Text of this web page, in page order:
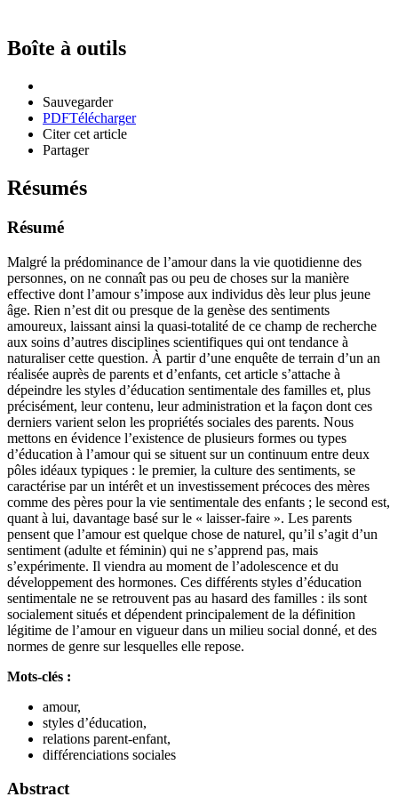
Boîte à outils
Sauvegarder
PDFTélécharger
Citer cet article
Partager
Résumés
Résumé
Malgré la prédominance de l’amour dans la vie quotidienne des
personnes, on ne connaît pas ou peu de choses sur la manière
effective dont l’amour s’impose aux individus dès leur plus jeune
âge. Rien n’est dit ou presque de la genèse des sentiments
amoureux, laissant ainsi la quasi-totalité de ce champ de recherche
aux soins d’autres disciplines scientifiques qui ont tendance à
naturaliser cette question. À partir d’une enquête de terrain d’un an
réalisée auprès de parents et d’enfants, cet article s’attache à
dépeindre les styles d’éducation sentimentale des familles et, plus
précisément, leur contenu, leur administration et la façon dont ces
derniers varient selon les propriétés sociales des parents. Nous
mettons en évidence l’existence de plusieurs formes ou types
d’éducation à l’amour qui se situent sur un continuum entre deux
pôles idéaux typiques : le premier, la culture des sentiments, se
caractérise par un intérêt et un investissement précoces des mères
comme des pères pour la vie sentimentale des enfants ; le second est,
quant à lui, davantage basé sur le « laisser-faire ». Les parents
pensent que l’amour est quelque chose de naturel, qu’il s’agit d’un
sentiment (adulte et féminin) qui ne s’apprend pas, mais
s’expérimente. Il viendra au moment de l’adolescence et du
développement des hormones. Ces différents styles d’éducation
sentimentale ne se retrouvent pas au hasard des familles : ils sont
socialement situés et dépendent principalement de la définition
légitime de l’amour en vigueur dans un milieu social donné, et des
normes de genre sur lesquelles elle repose.
Mots-clés :
amour,
styles d’éducation,
relations parent-enfant,
différenciations sociales
Abstract